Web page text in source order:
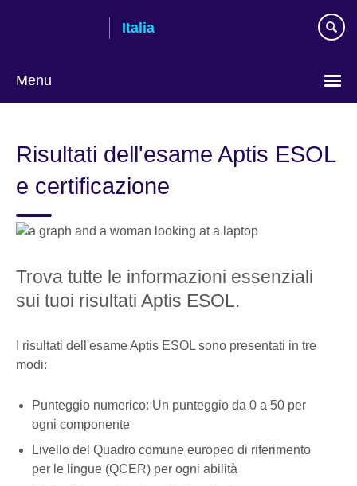
Italia
Menu
Risultati dell'esame Aptis ESOL
e certificazione
Trova tutte le informazioni essenziali
sui tuoi risultati Aptis ESOL.
I risultati dell'esame Aptis ESOL sono presentati in tre
modi:
Punteggio numerico: Un punteggio da 0 a 50 per
ogni componente
Livello del Quadro comune europeo di riferimento
per le lingue (QCER) per ogni abilità